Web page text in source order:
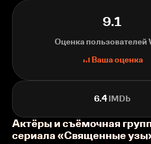
9.1
Оценка пользователей
Ваша оценка
6.4IMDb
Актёры и съёмочная
сериала «Священные